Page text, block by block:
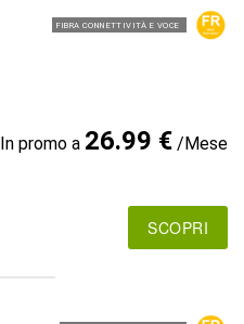
FIBRA CONNETTIVITÀ E VOCE
In promo a 26.99 €/Mese
SCOPRI